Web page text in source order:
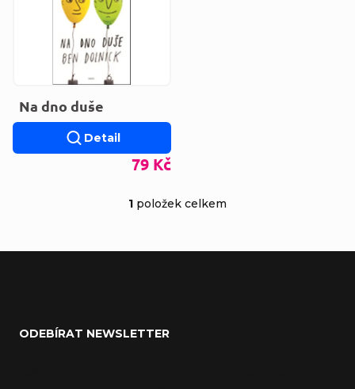
Na dno duše
79 Kč
Detail
1 položek celkem
ODEBÍRAT NEWSLETTER